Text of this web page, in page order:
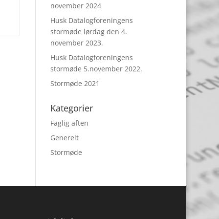
november 2024
Husk Datalogforeningens
stormøde lørdag den 4.
november 2023.
Husk Datalogforeningens
stormøde 5.november 2022.
Stormøde 2021
Kategorier
Faglig aften
Generelt
Stormøde